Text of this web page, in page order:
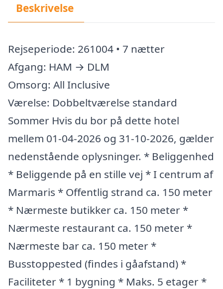
Beskrivelse
Rejseperiode: 261004 • 7 nætter
Afgang: HAM → DLM
Omsorg: All Inclusive
Værelse: Dobbeltværelse standard
Sommer Hvis du bor på dette hotel
mellem 01-04-2026 og 31-10-2026, gælder
nedenstående oplysninger. * Beliggenhed
* Beliggende på en stille vej * I centrum af
Marmaris * Offentlig strand ca. 150 meter
* Nærmeste butikker ca. 150 meter *
Nærmeste restaurant ca. 150 meter *
Nærmeste bar ca. 150 meter *
Busstoppested (findes i gåafstand) *
Faciliteter * 1 bygning * Maks. 5 etager *